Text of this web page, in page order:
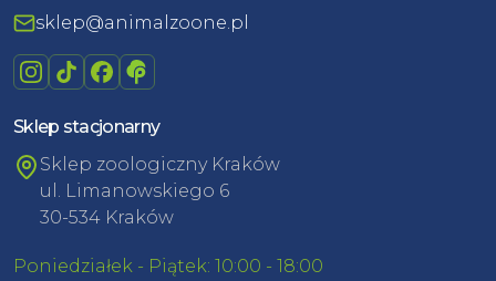
sklep@animalzoone.pl
Sklep stacjonarny
Sklep zoologiczny Kraków
ul. Limanowskiego 6
30-534 Kraków
Poniedziałek - Piątek: 10:00 - 18:00